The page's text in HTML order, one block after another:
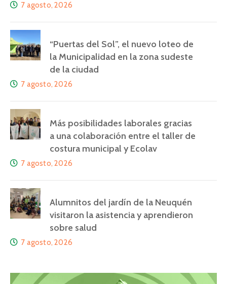
7 agosto, 2026
“Puertas del Sol”, el nuevo loteo de
la Municipalidad en la zona sudeste
de la ciudad
7 agosto, 2026
Más posibilidades laborales gracias
a una colaboración entre el taller de
costura municipal y Ecolav
7 agosto, 2026
Alumnitos del jardín de la Neuquén
visitaron la asistencia y aprendieron
sobre salud
7 agosto, 2026